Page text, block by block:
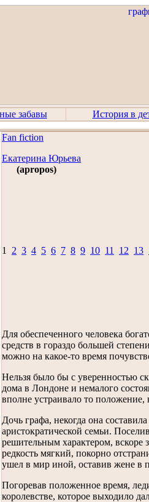
забавы История в
Fan fiction
Екатерина Юрьева
(аpropos)
1 2 3 4 5 6 7 8 9 10 11 12 13
Для обеспеченного человека
средств в гораздо большей
можно на какое-то время
Нельзя было бы с уверенностью
дома в Лондоне и немалого
вполне устраивало то положение,
Дочь графа, некогда она
аристократической семьи.
решительным характером, вскоре
редкость мягкий, покорно
ушел в мир иной, оставив жене в
Погоревав положенное время,
королевстве, которое выходило